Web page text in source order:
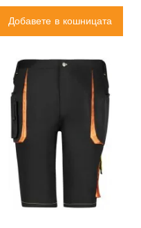
Добавете в кошницата